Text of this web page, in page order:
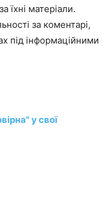
їхні матеріали.
за коментарі,
під інформаційними
у свої